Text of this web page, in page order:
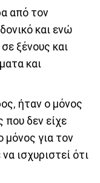
από τον
και ενώ
ξένους και
και
ήταν ο μόνος
δεν είχε
μόνος για τον
ισχυριστεί ότι